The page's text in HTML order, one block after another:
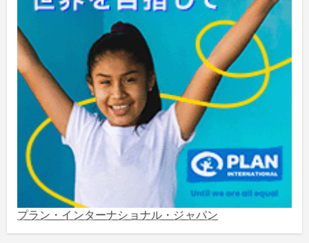
2023年8月 (1)
2023年5月 (2)
2023年4月
2022年1月
2021年5月 (3)
2021年3月 (1)
プラン・インターナショナル・ジャパン